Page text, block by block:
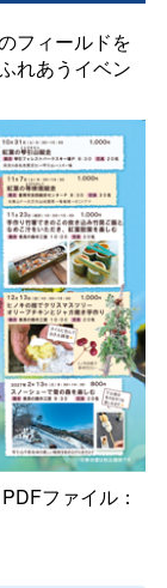
フィールドを
れあうイベン
PDFファイル：